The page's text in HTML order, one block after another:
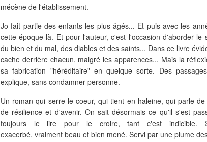
mécène de l'établissement.
Jo fait partie des enfants les plus âgés... Et puis avec les
cette époque-là. Et pour l'auteur, c'est l'occasion d'aborder le
du bien et du mal, des diables et des saints... Dans ce livre
cache derrière chacun, malgré les apparences... Mais la
sa fabrication "héréditaire" en quelque sorte. Des
explique, sans condamner personne.
Un roman qui serre le coeur, qui tient en haleine, qui parle
de résilience et d'avenir. On sait désormais ce qu'il s'est
toujours le lire pour le croire, tant c'est indicible.
exacerbé, vraiment beau et bien mené. Servi par une plume